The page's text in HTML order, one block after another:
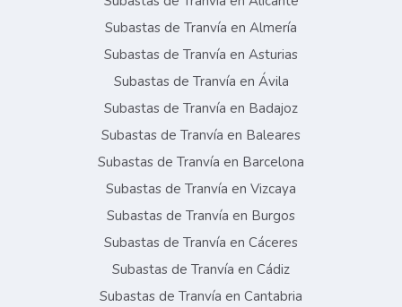
Subastas de Tranvía en Almería
Subastas de Tranvía en Asturias
Subastas de Tranvía en Ávila
Subastas de Tranvía en Badajoz
Subastas de Tranvía en Baleares
Subastas de Tranvía en Barcelona
Subastas de Tranvía en Vizcaya
Subastas de Tranvía en Burgos
Subastas de Tranvía en Cáceres
Subastas de Tranvía en Cádiz
Subastas de Tranvía en Cantabria